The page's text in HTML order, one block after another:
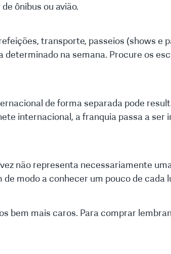
ônibus ou avião.
transporte, passeios (shows e
na semana. Procure os
de forma separada pode
internacional, a franquia passa a ser
não representa necessariamente
de modo a conhecer um pouco de
bem mais caros. Para comprar